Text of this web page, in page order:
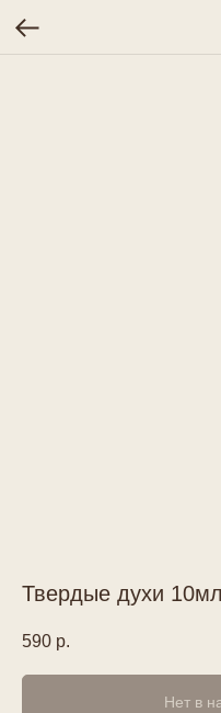
Твердые духи
590 р.
Нет в